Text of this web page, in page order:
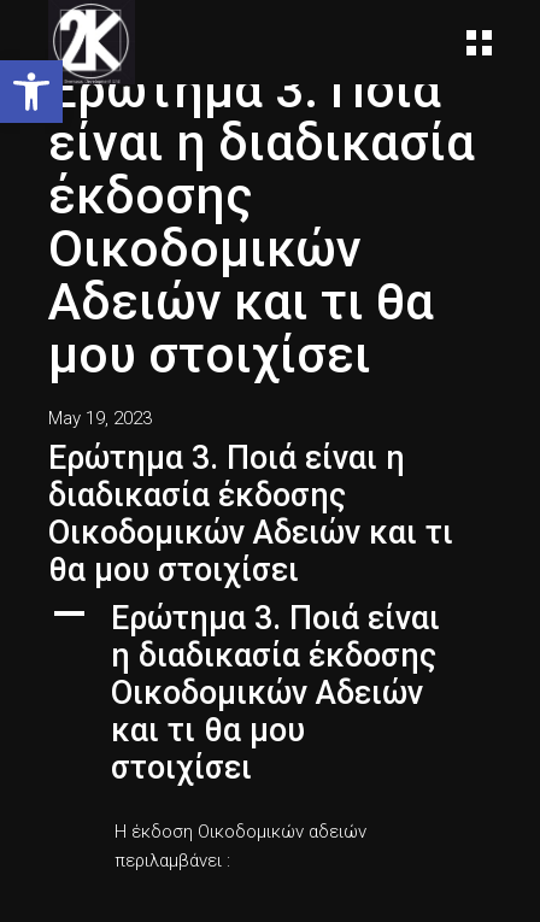
Open toolbar
Ερώτημα 3. Ποιά
είναι η διαδικασία
έκδοσης
Οικοδομικών
Αδειών και τι θα
μου στοιχίσει
May 19, 2023
Ερώτημα 3. Ποιά είναι η
διαδικασία έκδοσης
Οικοδομικών Αδειών και τι
θα μου στοιχίσει
A
Ερώτημα 3. Ποιά είναι
η διαδικασία έκδοσης
Οικοδομικών Αδειών
και τι θα μου
στοιχίσει
Η έκδοση Οικοδομικών αδειών
περιλαμβάνει :